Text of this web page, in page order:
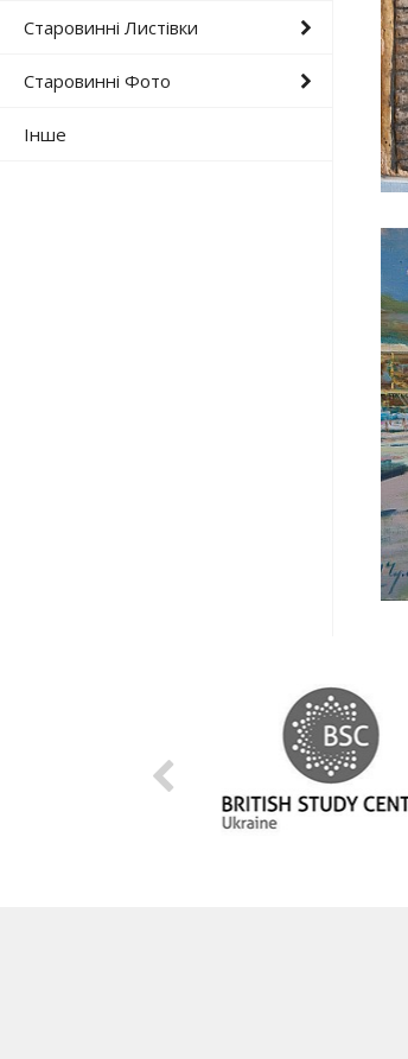
Старовинні Листівки
Старовинні Фото
Інше